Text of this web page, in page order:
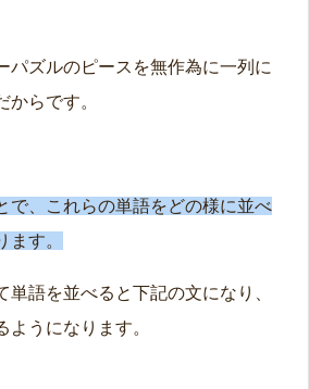
パズルのピースを無作為に一列に
からです。
で、これらの単語をどの様に並べ
ます。
単語を並べると下記の文になり、
ようになります。